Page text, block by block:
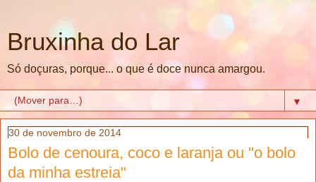
Bruxinha do Lar
Só doçuras, porque... o que é doce nunca amargou.
▼
30 de novembro de 2014
Bolo de cenoura, coco e laranja ou "o bolo
da minha estreia"